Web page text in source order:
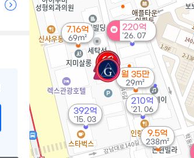
220억
'26. 07
월 35만
29m²
7.16억
69m²
9.5억
238m²
210억
'21. 06
392억
'15. 03